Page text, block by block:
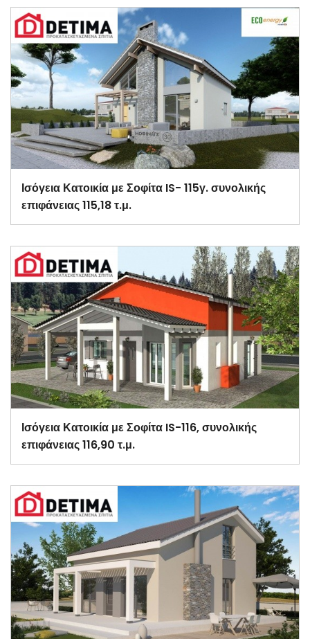
Ισόγεια Κατοικία με Σοφίτα IS- 115γ. συνολικής
επιφάνειας 115,18 τ.μ.
Ισόγεια Κατοικία με Σοφίτα IS-116, συνολικής
επιφάνειας 116,90 τ.μ.